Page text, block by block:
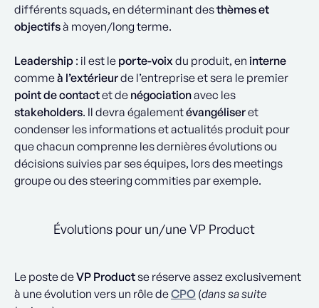
différents squads, en déterminant desthèmes et
objectifsà moyen/long terme.
Leadership : il est le porte-voix du produit, en interne
commeà l’extérieurde l’entreprise et sera le premier
point de contactet de négociationavec les
stakeholders. Il devra égalementévangéliseret
condenser les informations et actualités produit pour
que chacun comprenne les dernières évolutions ou
décisions suivies par ses équipes, lors des meetings
groupe ou des steering commities par exemple.
Évolutions pour un/une VP Product
Le poste deVP Productse réserve assez exclusivement
à une évolution vers un rôle deCPO (dans sa suite